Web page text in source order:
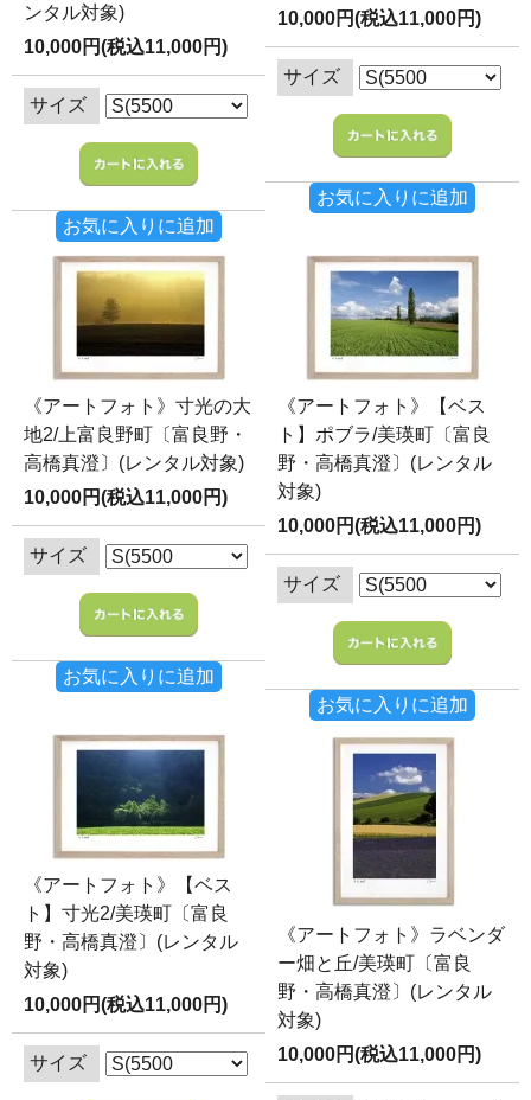
ンタル対象)
10,000円(税込11,000円)
サイズ
お気に入りに追加
10,000円(税込11,000円)
サイズ
お気に入りに追加
《アートフォト》寸光の大
地2/上富良野町〔富良野・
高橋真澄〕(レンタル対象)
10,000円(税込11,000円)
サイズ
お気に入りに追加
《アートフォト》【ベス
ト】ポブラ/美瑛町〔富良
野・高橋真澄〕(レンタル
対象)
10,000円(税込11,000円)
サイズ
お気に入りに追加
《アートフォト》【ベス
ト】寸光2/美瑛町〔富良
野・高橋真澄〕(レンタル
対象)
10,000円(税込11,000円)
サイズ
《アートフォト》ラベンダ
ー畑と丘/美瑛町〔富良
野・高橋真澄〕(レンタル
対象)
10,000円(税込11,000円)